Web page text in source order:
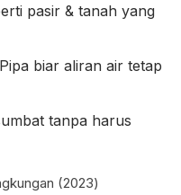
pasir & tanah yang
biar aliran air tetap
tanpa harus
(2023)